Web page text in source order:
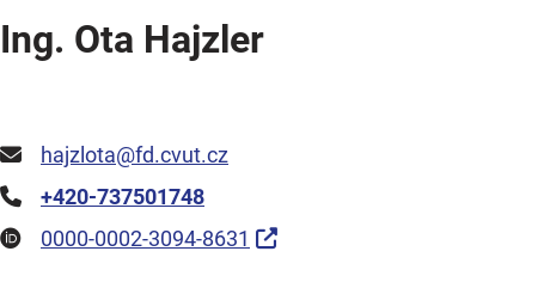
Ing. Ota Hajzler
hajzlota@fd.cvut.cz
+420-737501748
0000-0002-3094-8631